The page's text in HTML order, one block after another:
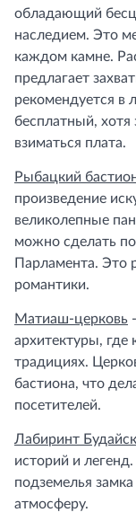
обладающий
наследием. Это
каждом камне.
предлагает
рекомендуется в
бесплатный,
взиматься плата.
Рыбацкий
произведение
великолепные
можно сделать
Парламента. Это
романтики.
Матиаш-церковь
архитектуры,
традициях.
бастиона, что
посетителей.
Лабиринт
историй и
подземелья
атмосферу.